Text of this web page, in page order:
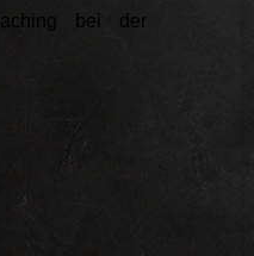
bei der